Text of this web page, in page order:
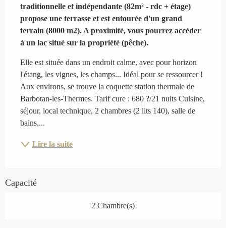
traditionnelle et indépendante (82m² - rdc + étage)
propose une terrasse et est entourée d'un grand
terrain (8000 m2). A proximité, vous pourrez accéder
à un lac situé sur la propriété (pêche).
Elle est située dans un endroit calme, avec pour horizon
l'étang, les vignes, les champs... Idéal pour se ressourcer !
Aux environs, se trouve la coquette station thermale de
Barbotan-les-Thermes. Tarif cure : 680 ?/21 nuits Cuisine,
séjour, local technique, 2 chambres (2 lits 140), salle de
bains,...
Lire la suite
Capacité
2 Chambre(s)